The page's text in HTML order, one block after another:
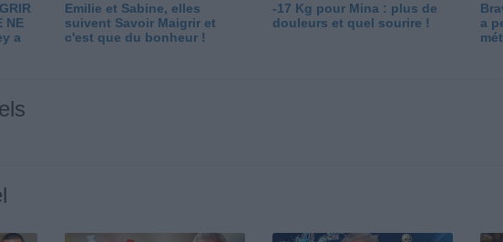
NE
a
Emilie et Sabine, elles
suivent Savoir Maigrir et
c'est que du bonheur !
-17 Kg pour Mina : plus de
douleurs et quel sourire !
a